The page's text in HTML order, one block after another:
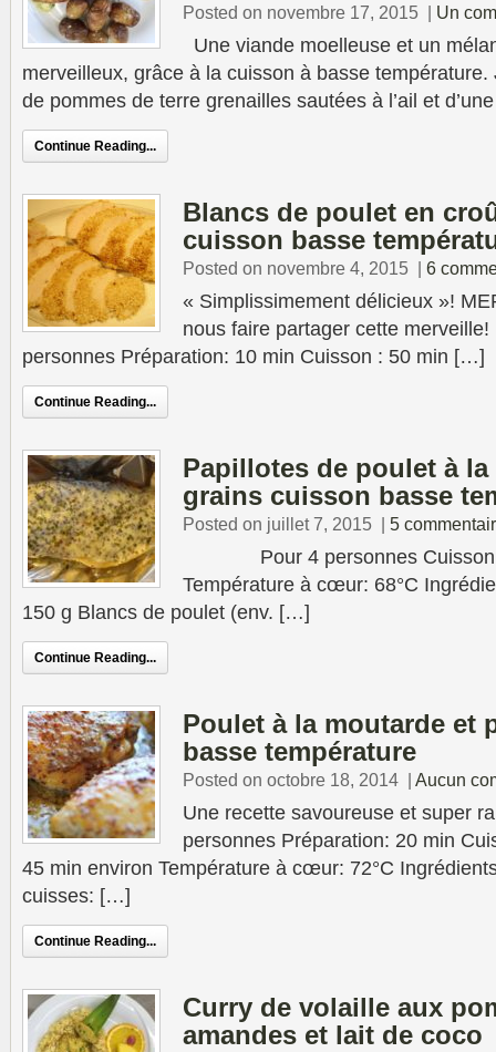
Posted on novembre 17, 2015 | Un
Une viande moelleuse et un
merveilleux, grâce à la cuisson à basse température.
de pommes de terre grenailles sautées à l’ail et
Continue Reading...
Blancs de poulet en
cuisson basse
Posted on novembre 4, 2015 | 6
« Simplissimement délicieux »!
nous faire partager cette
personnes Préparation: 10 min Cuisson : 50 min […]
Continue Reading...
Papillotes de poulet à la
grains cuisson basse
Posted on juillet 7, 2015 | 5
Pour 4 personnes Cuisson :
Température à cœur: 68°C
150 g Blancs de poulet (env. […]
Continue Reading...
Poulet à la moutarde et
basse température
Posted on octobre 18, 2014 | Aucun
Une recette savoureuse et super
personnes Préparation: 20 min
45 min environ Température à cœur: 72°C
cuisses: […]
Continue Reading...
Curry de volaille aux
amandes et lait de coco